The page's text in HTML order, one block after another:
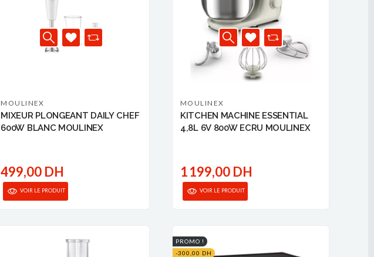
MOULINEX
MIXEUR PLONGEANT DAILY CHEF
600W BLANC MOULINEX
499,00 DH
VOIR LE PRODUIT
MOULINEX
KITCHEN MACHINE ESSENTIAL
4,8L 6V 800W ECRU MOULINEX
1 199,00 DH
VOIR LE PRODUIT
PROMO !
-300,00 DH